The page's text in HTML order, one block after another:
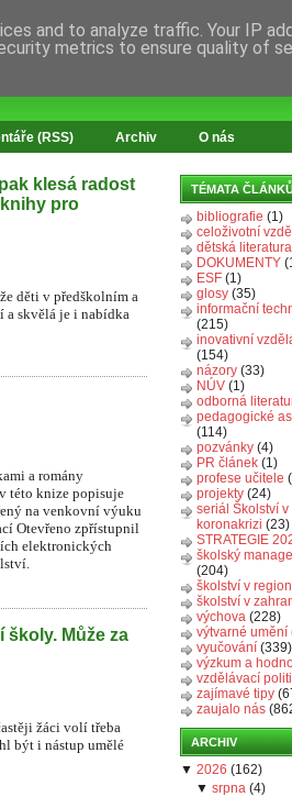
(RSS) Archiv O nás
klesá radost
pro
děti v předškolním a
a skvělá je i nabídka
a romány
této knize popisuje
na venkovní výuku
Otevřeno zpřístupnil
elektronických
školy. Může za
žáci volí třeba
být i nástup umělé
TÉMATA
bibliografie (1)
celoživotní
dětská literatura
DOKUMENTY
ESF (1)
glosy (35)
informační
(215)
inovativní
(154)
názory (33)
NÚV (1)
odborná
pedagogické
(114)
pozvánky (4)
PR článek (1)
profese učitele
projekty (24)
seriál Školství v
koronakrizi (23)
STRATEGIE
školský
(204)
školství v
školství v
výchova (228)
výtvarné umění
vyučování (339)
výzkum a
vzdělávací
zajímavé tipy
zaujalo nás
ARCHIV
▼ 2026 (162)
▼srpna (4)
and to analyze traffic. Your IP
metrics to ensure quality of